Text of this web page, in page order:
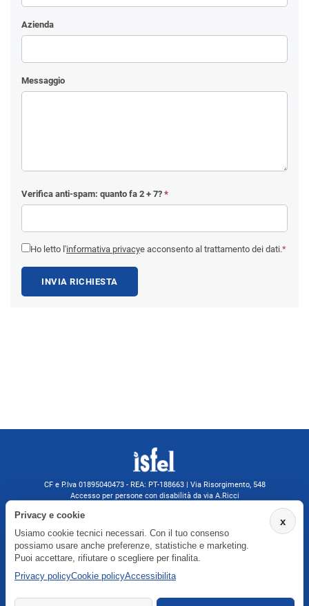
Azienda
Messaggio
Verifica anti-spam: quanto fa 2 + 7? *
Ho letto l'informativa privacye acconsento al trattamento dei dati.*
INVIA RICHIESTA
CF e P.Iva 01895040473 - REA: PT-188663 | Via Risorgimento, 548
Accesso per persone con disabilità da via A.Ricci
isfel@pec.it
Informativa privacy
x
Privacy e cookie
Usiamo cookie tecnici necessari. Con il tuo consenso
possiamo usare anche preferenze, statistiche e marketing.
Puoi accettare, rifiutare o scegliere per finalita.
Privacy policyCookie policyAccessibilita